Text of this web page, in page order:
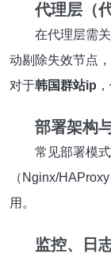
代理层（
在代理层需
动剔除失效节点
对于韩国群站ip
部署架构
常见部署模
（Nginx/
用。
监控、日